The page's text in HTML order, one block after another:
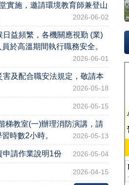
實施，邀請環境教育師兼登山
2026-06-02
日益頻繁，各機關應視勤 (業)
於高溫期間執行職務安全。
2026-06-01
害及配合職安法規定，敬請本
2026-05-18
2026-05-15
梯教室(一)辦理消防演講，請
時數2小時。
2026-05-13
申請作業說明1份 2026-05-04
2026-04-15